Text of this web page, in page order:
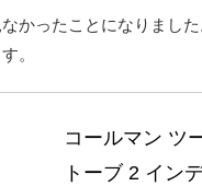
かったことになりました
。
コールマン ツ
トーブ 2 イン